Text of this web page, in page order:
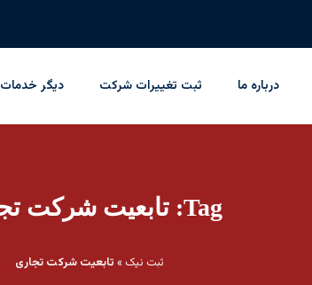
درباره ما ثبت تغییرات شرکت دیگر خدمات
Tag: تابعیت شرکت تجاری
ثبت نیک » تابعیت شرکت تجاری